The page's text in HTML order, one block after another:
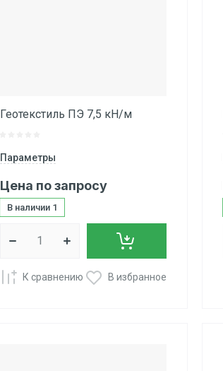
Геотекстиль ПЭ 7,5 кН/м
Параметры
В наличии 1
Цена по запросу
К сравнению В избранное